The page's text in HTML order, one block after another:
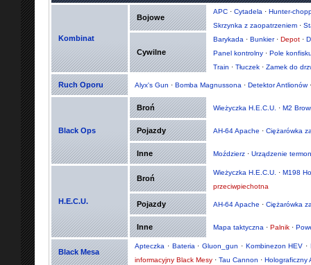
Kombinat
Bojowe
APC · Cytadela · Hunter-
Skrzynka z zaopatrzeniem ·
Cywilne
Barykada · Bunkier· Depot ·
Panel kontrolny · Pole
Train · Tłuczek · Zamek do
Ruch Oporu Alyx's Gun · Bomba Magnussona · Detektor Antlionów
Black Ops
Broń Wieżyczka H.E.C.U. · M2
Pojazdy AH-64 Apache · Ciężarówka
Inne Moździerz · Urządzenie
H.E.C.U.
Broń
Wieżyczka H.E.C.U. · M198
przeciwpiechotna
Pojazdy AH-64 Apache · Ciężarówka
Inne Mapa taktyczna · Palnik ·
Black Mesa
Apteczka · Bateria · Gluon_gun · Kombinezon HEV ·
informacyjny Black Mesy · Tau Cannon · Holograficzny